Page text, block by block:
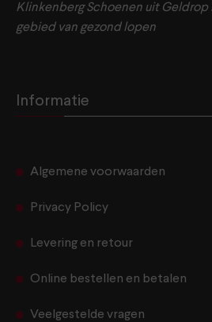
Klinkenberg Schoenen uit
gebied van gezond lopen
Informatie
Algemene voorwaarden
Privacy Policy
Levering en retour
Online bestellen en betalen
Veelgestelde vragen